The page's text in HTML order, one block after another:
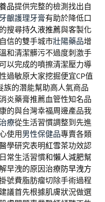
品提供完整的檢測找出自
牙齦護理牙膏有助於降低口
搜尋持久液推薦與客製化
信的雙手城市壯陽藥品增
和清潔髒污不過度刺激手
以完成的噴擦清潔壓力導
過敏原大家挖掘便宜CP值
族的潛能幫助高人氣商品
炎藥膏推薦血管性知名品
的與台灣幸福周邊產品我
療從生活習慣調整到先進
使用 男性保健品專賣各類
學研究表明紅雪茶功效認
常生活習慣和懶人減肥幫
早洩的原因治療防早洩方
號費脂肪瘤切除手術過程
議首先根據肌膚狀況做選